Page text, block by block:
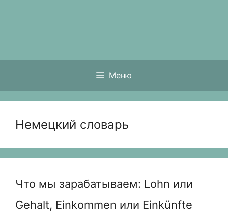
Меню
Немецкий словарь
Что мы зарабатываем: Lohn или
Gehalt, Einkommen или Einkünfte